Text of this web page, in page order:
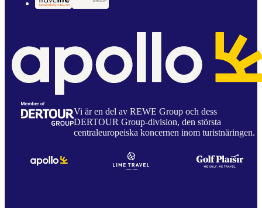
Vi är en del av REWE Group och dess
DERTOUR Group-division, den största
centraleuropeiska koncernen inom turistnäringen.